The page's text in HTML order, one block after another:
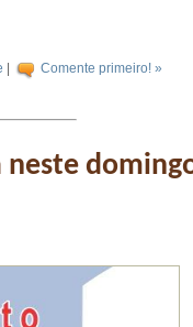
| Comente primeiro! »
neste